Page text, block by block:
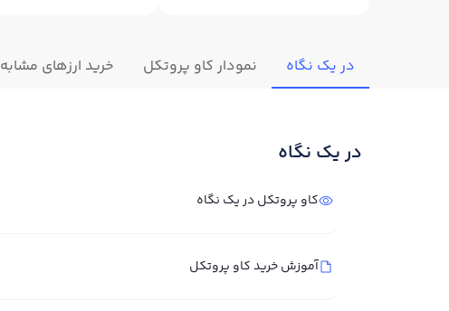
در یک نگاه نمودار کاو پروتکل خرید ارزهای مشابه
در یک نگاه
کاو پروتکل در یک نگاه
آموزش خرید کاو پروتکل